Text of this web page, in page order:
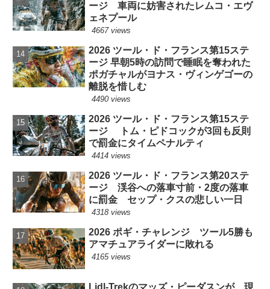
ージ 車両に妨害されたレムコ・エヴ
ェネプール
4667 views
2026 ツール・ド・フランス第15ステ
ージ 早朝5時の訪問で睡眠を奪われた
ポガチャルがヨナス・ヴィンゲゴーの
離脱を惜しむ
4490 views
2026 ツール・ド・フランス第15ステ
ージ トム・ピドコックが3回も反則
で罰金にタイムペナルティ
4414 views
2026 ツール・ド・フランス第20ステ
ージ 渓谷への落車寸前・2度の落車
に罰金 セップ・クスの悲しい一日
4318 views
2026 ポギ・チャレンジ ツール5勝も
アマチュアライダーに敗れる
4165 views
Lidl-Trekのマッズ・ピーダスンが、現